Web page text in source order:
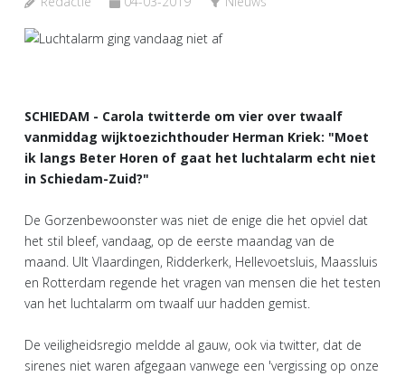
SCHIEDAM - Carola twitterde om vier over twaalf
vanmiddag wijktoezichthouder Herman Kriek: "Moet
ik langs Beter Horen of gaat het luchtalarm echt niet
in Schiedam-Zuid?"
De Gorzenbewoonster was niet de enige die het opviel dat
het stil bleef, vandaag, op de eerste maandag van de
maand. UIt Vlaardingen, Ridderkerk, Hellevoetsluis, Maassluis
en Rotterdam regende het vragen van mensen die het testen
van het luchtalarm om twaalf uur hadden gemist.
De veiligheidsregio meldde al gauw, ook via twitter, dat de
sirenes niet waren afgegaan vanwege een 'vergissing op onze